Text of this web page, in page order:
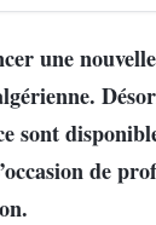
une
sont
de